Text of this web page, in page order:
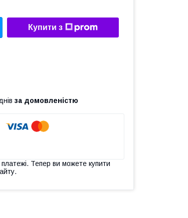
Купити з
за домовленістю
платежі. Тепер ви можете купити